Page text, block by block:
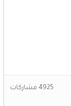
4925 مشاركات